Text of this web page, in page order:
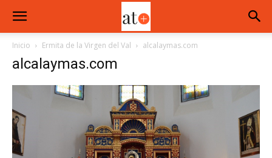
Inicio Ermita de la Virgen del Val alcalaymas.com
alcalaymas.com